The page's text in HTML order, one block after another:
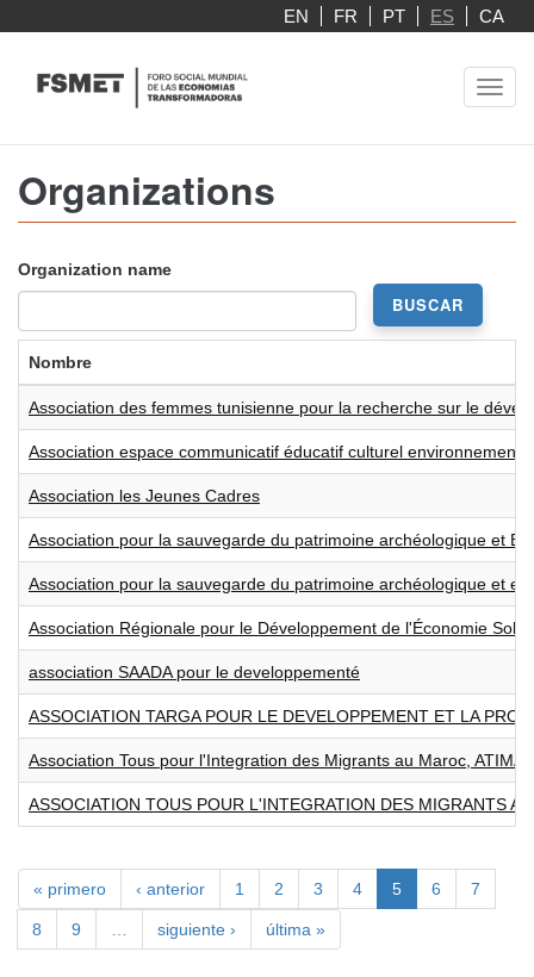
contenido
EN FR PT ES CA
Organizations
Organization name
BUSCAR
Nombre
Association des femmes tunisienne pour la recherche sur le
Association espace communicatif éducatif culturel environnement
Association les Jeunes Cadres
Association pour la sauvegarde du patrimoine archéologique et
Association pour la sauvegarde du patrimoine archéologique et
Association Régionale pour le Développement de l'Économie
association SAADA pour le developpementé
ASSOCIATION TARGA POUR LE DEVELOPPEMENT ET LA
Association Tous pour l'Integration des Migrants au Maroc, ATIMA
ASSOCIATION TOUS POUR L'INTEGRATION DES MIGRANTS
« primero ‹ anterior 1 2 3 4 5 6 7
8 9 … siguiente › última »